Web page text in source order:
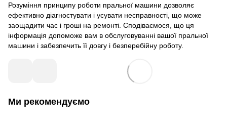
Розуміння принципу роботи пральної машини дозволяє
ефективно діагностувати і усувати несправності, що може
заощадити час і гроші на ремонті. Сподіваємося, що ця
інформація допоможе вам в обслуговуванні вашої пральної
машини і забезпечить її довгу і безперебійну роботу.
Ми рекомендуємо